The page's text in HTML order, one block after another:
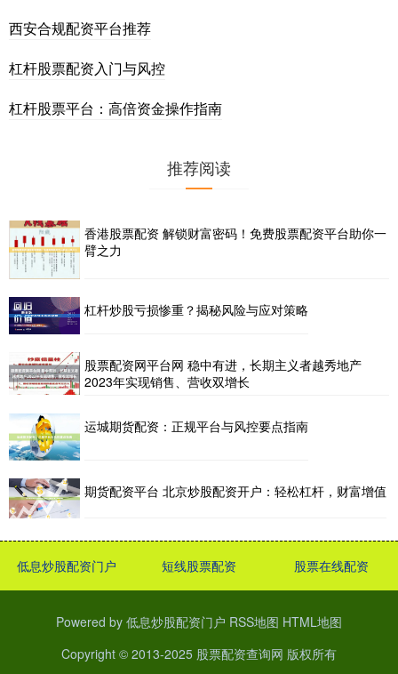
西安合规配资平台推荐
杠杆股票配资入门与风控
杠杆股票平台：高倍资金操作指南
推荐阅读
香港股票配资 解锁财富密码！免费股票配资平台助你一
臂之力
杠杆炒股亏损惨重？揭秘风险与应对策略
股票配资网平台网 稳中有进，长期主义者越秀地产
2023年实现销售、营收双增长
运城期货配资：正规平台与风控要点指南
期货配资平台 北京炒股配资开户：轻松杠杆，财富增值
低息炒股配资门户 短线股票配资 股票在线配资
Powered by 低息炒股配资门户 RSS地图 HTML地图
Copyright © 2013-2025 股票配资查询网 版权所有